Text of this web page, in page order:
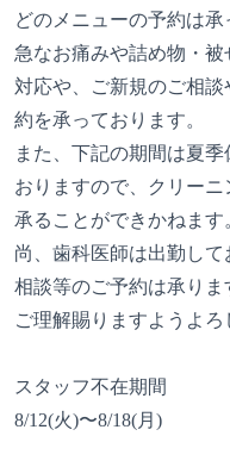
どのメニューの予約は承
急なお痛みや詰め物・
対応や、ご新規のご相
約を承っております。
また、下記の期間は夏
おりますので、クリー
承ることができかねます
尚、歯科医師は出勤し
相談等のご予約は承りま
ご理解賜りますようよろ
スタッフ不在期間
8/12(火)〜8/18(月)